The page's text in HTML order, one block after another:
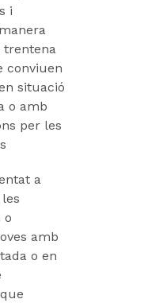
i
trentena
conviuen
situació
o amb
per les
a
o
amb
o en